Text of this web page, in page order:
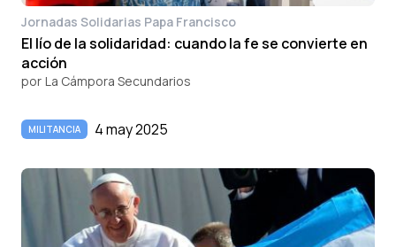
Jornadas Solidarias Papa Francisco
El lío de la solidaridad: cuando la fe se convierte en
acción
por La Cámpora Secundarios
MILITANCIA 4 may 2025